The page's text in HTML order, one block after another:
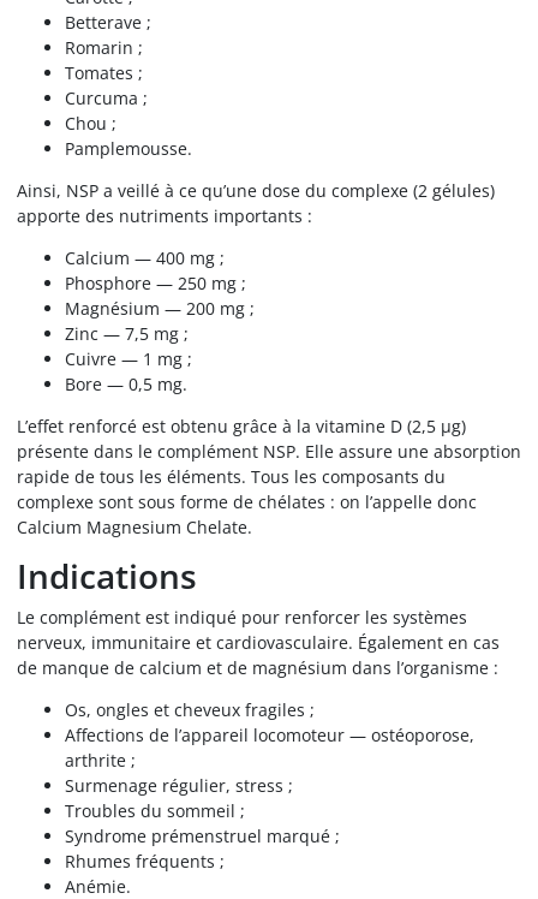
Betterave ;
Romarin ;
Tomates ;
Curcuma ;
Chou ;
Pamplemousse.
Ainsi, NSP a veillé à ce qu’une dose du complexe (2 gélules)
apporte des nutriments importants :
Calcium — 400 mg ;
Phosphore — 250 mg ;
Magnésium — 200 mg ;
Zinc — 7,5 mg ;
Cuivre — 1 mg ;
Bore — 0,5 mg.
L’effet renforcé est obtenu grâce à la vitamine D (2,5 µg)
présente dans le complément NSP. Elle assure une absorption
rapide de tous les éléments. Tous les composants du
complexe sont sous forme de chélates : on l’appelle donc
Calcium Magnesium Chelate.
Indications
Le complément est indiqué pour renforcer les systèmes
nerveux, immunitaire et cardiovasculaire. Également en cas
de manque de calcium et de magnésium dans l’organisme :
Os, ongles et cheveux fragiles ;
Affections de l’appareil locomoteur — ostéoporose,
arthrite ;
Surmenage régulier, stress ;
Troubles du sommeil ;
Syndrome prémenstruel marqué ;
Rhumes fréquents ;
Anémie.